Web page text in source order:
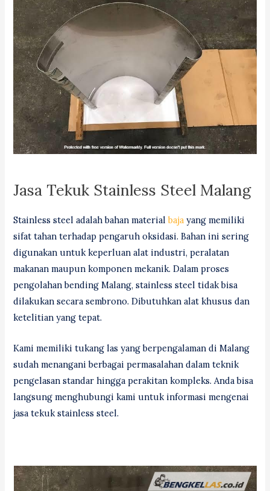
Jasa Tekuk Stainless Steel Malang
Stainless steel adalah bahan materialbaja yang memiliki
sifat tahan terhadap pengaruh oksidasi. Bahan ini sering
digunakan untuk keperluan alat industri, peralatan
makanan maupun komponen mekanik. Dalam proses
pengolahan bending Malang, stainless steel tidak bisa
dilakukan secara sembrono. Dibutuhkan alat khusus dan
ketelitian yang tepat.
Kami memiliki tukang las yang berpengalaman di Malang
sudah menangani berbagai permasalahan dalam teknik
pengelasan standar hingga perakitan kompleks. Anda bisa
langsung menghubungi kami untuk informasi mengenai
jasa tekuk stainless steel.